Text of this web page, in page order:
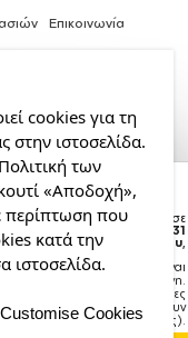
8cm
σας θα παραδοθεί σε
courier έως την Δευτέρα 31
Αυγούστου,
Η παράδοση στο courier είναι
εκτιμώμενη.
1–3 εργάσιμες
ημέρες (ενδέχεται να υπάρξουν
καθυστερήσεις).
Επικοινωνία
cookies για τη
στην ιστοσελίδα.
των
«Αποδοχή»,
περίπτωση που
κατά την
ιστοσελίδα.
Customise Cookies